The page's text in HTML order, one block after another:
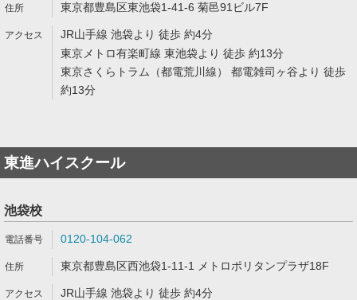
東京都豊島区東池袋1-41-6 菊邑91ビル7F
JR山手線 池袋より 徒歩 約4分
東京メトロ有楽町線 東池袋より 徒歩 約13分
東京さくらトラム（都電荒川線） 都電雑司ヶ谷より 徒歩
約13分
東進ハイスクール
池袋校
0120-104-062
東京都豊島区西池袋1-11-1 メトロポリタンプラザ18F
JR山手線 池袋より 徒歩 約4分